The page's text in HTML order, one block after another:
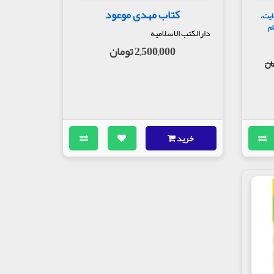
کتاب مهدی موعود
دارالکتب الاسلامیه
2,500,000 تومان
خرید